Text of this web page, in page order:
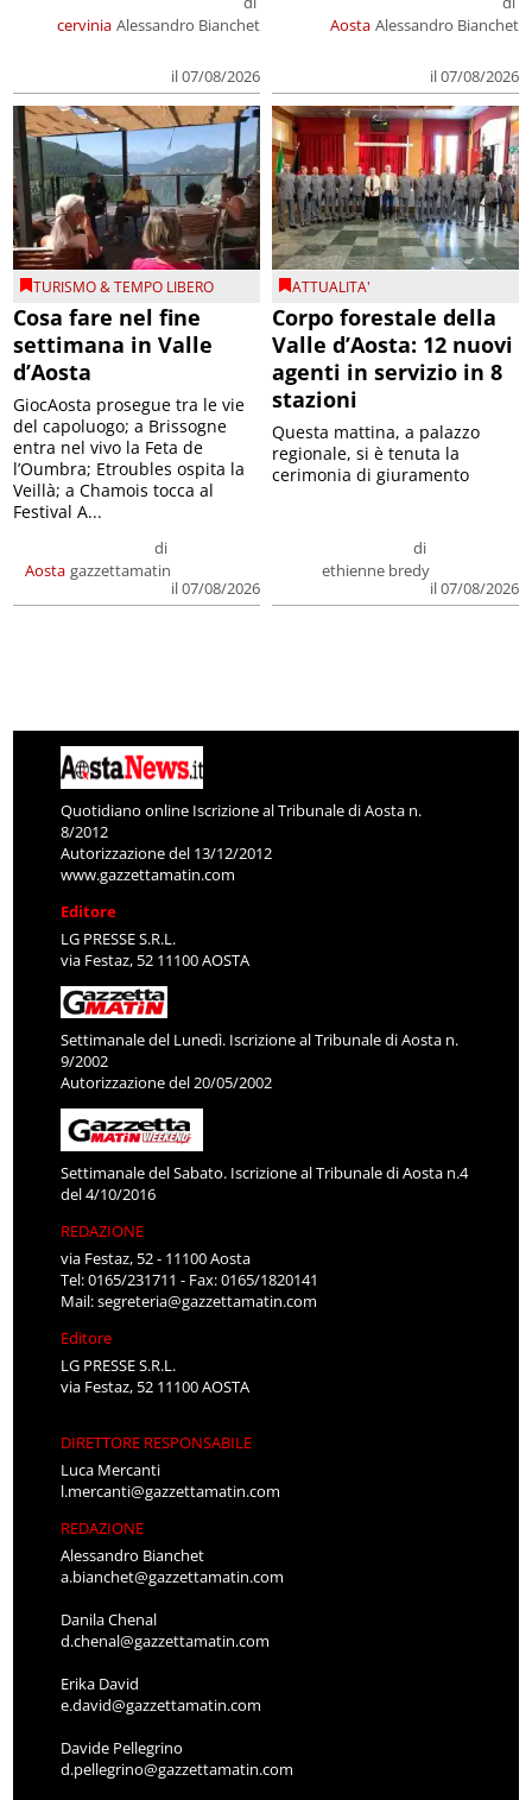
cervinia Alessandro Bianchet
il 07/08/2026
Aosta Alessandro Bianchet
il 07/08/2026
TURISMO & TEMPO LIBERO
Cosa fare nel fine
settimana in Valle
d’Aosta
Aosta
di
gazzettamatin
il 07/08/2026
GiocAosta prosegue tra le vie
del capoluogo; a Brissogne
entra nel vivo la Feta de
l’Oumbra; Etroubles ospita la
Veillà; a Chamois tocca al
Festival A...
ATTUALITA'
Corpo forestale della
Valle d’Aosta: 12 nuovi
agenti in servizio in 8
stazioni
di
ethienne bredy
il 07/08/2026
Questa mattina, a palazzo
regionale, si è tenuta la
cerimonia di giuramento
Quotidiano online Iscrizione al Tribunale di Aosta n.
8/2012
Autorizzazione del 13/12/2012
www.gazzettamatin.com
Editore
LG PRESSE S.R.L.
via Festaz, 52 11100 AOSTA
Settimanale del Lunedì. Iscrizione al Tribunale di Aosta n.
9/2002
Autorizzazione del 20/05/2002
Settimanale del Sabato. Iscrizione al Tribunale di Aosta n.4
del 4/10/2016
REDAZIONE
via Festaz, 52 - 11100 Aosta
Tel: 0165/231711 - Fax: 0165/1820141
Mail:segreteria@gazzettamatin.com
Editore
LG PRESSE S.R.L.
via Festaz, 52 11100 AOSTA
DIRETTORE RESPONSABILE
Luca Mercanti
l.mercanti@gazzettamatin.com
REDAZIONE
Alessandro Bianchet
a.bianchet@gazzettamatin.com
Danila Chenal
d.chenal@gazzettamatin.com
Erika David
e.david@gazzettamatin.com
Davide Pellegrino
d.pellegrino@gazzettamatin.com